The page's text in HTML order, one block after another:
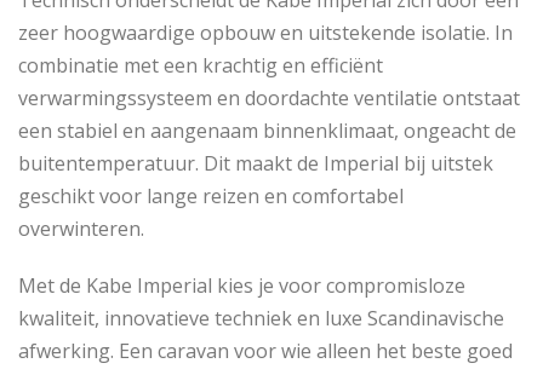
zeer hoogwaardige opbouw en uitstekende isolatie. In
combinatie met een krachtig en efficiënt
verwarmingssysteem en doordachte ventilatie ontstaat
een stabiel en aangenaam binnenklimaat, ongeacht de
buitentemperatuur. Dit maakt de Imperial bij uitstek
geschikt voor lange reizen en comfortabel
overwinteren.
Met de Kabe Imperial kies je voor compromisloze
kwaliteit, innovatieve techniek en luxe Scandinavische
afwerking. Een caravan voor wie alleen het beste goed